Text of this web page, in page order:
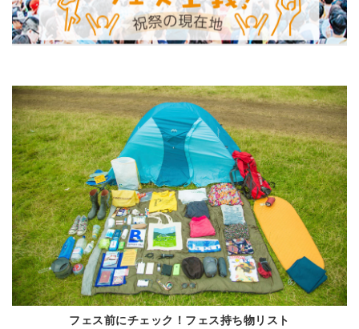
フェス前にチェック！フェス持ち物リスト